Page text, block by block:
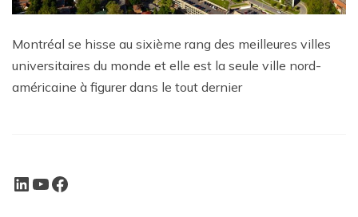
Montréal se hisse au sixième rang des meilleures villes
universitaires du monde et elle est la seule ville nord-
américaine à figurer dans le tout dernier